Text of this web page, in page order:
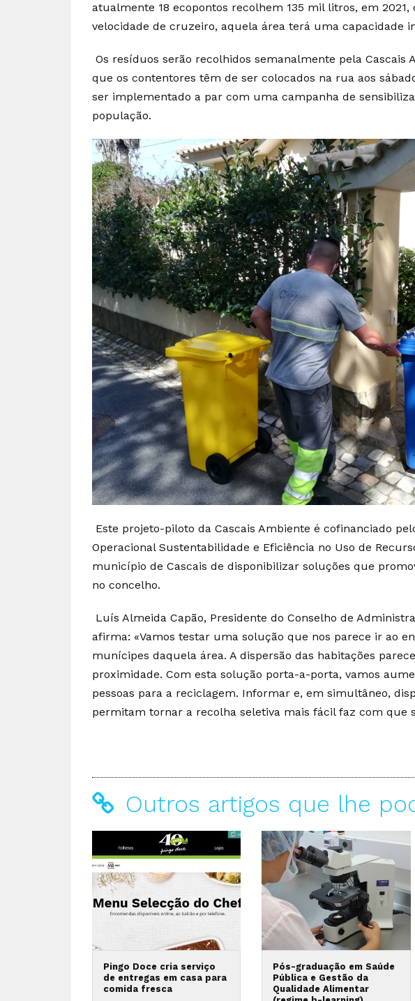
atualmente 18 ecopontos recolhem 135 mil litros, em
velocidade de cruzeiro, aquela área terá uma capacidade
Os resíduos serão recolhidos semanalmente pela Cascais
que os contentores têm de ser colocados na rua aos
ser implementado a par com uma campanha de
população.
Este projeto-piloto da Cascais Ambiente é cofinanciado
Operacional Sustentabilidade e Eficiência no Uso de
município de Cascais de disponibilizar soluções que
no concelho.
Luís Almeida Capão, Presidente do Conselho de
afirma: «Vamos testar uma solução que nos parece ir ao
munícipes daquela área. A dispersão das habitações
proximidade. Com esta solução porta-a-porta, vamos
pessoas para a reciclagem. Informar e, em simultâneo,
permitam tornar a recolha seletiva mais fácil faz com que
Outros artigos que lhe
Pingo Doce cria serviço
de entregas em casa para
comida fresca
Pós-graduação em Saúde
Pública e Gestão da
Qualidade Alimentar